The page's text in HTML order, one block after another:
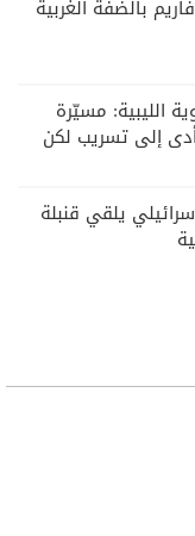
بالضفة الغربية
الليبية: مسيّرة
إلى تسريب لكن
الإسرائيلي يلقي قنبلة